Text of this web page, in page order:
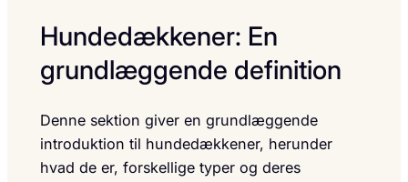
Hundedækkener: En
grundlæggende definition
Denne sektion giver en grundlæggende
introduktion til hundedækkener, herunder
hvad de er, forskellige typer og deres